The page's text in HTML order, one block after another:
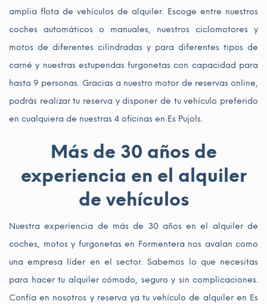
amplia flota de vehículos de alquiler. Escoge entre nuestros
coches automáticos o manuales, nuestros ciclomotores y
motos de diferentes cilindradas y para diferentes tipos de
carné y nuestras estupendas furgonetas con capacidad para
hasta 9 personas. Gracias a nuestro motor de reservas online,
podrás realizar tu reserva y disponer de tu vehículo preferido
en cualquiera de nuestras 4 oficinas en Es Pujols.
Más de 30 años de
experiencia en el alquiler
de vehículos
Nuestra experiencia de más de 30 años en el alquiler de
coches, motos y furgonetas en Formentera nos avalan como
una empresa líder en el sector. Sabemos lo que necesitas
para hacer tu alquiler cómodo, seguro y sin complicaciones.
Confía en nosotros y reserva ya tu vehículo de alquiler en Es